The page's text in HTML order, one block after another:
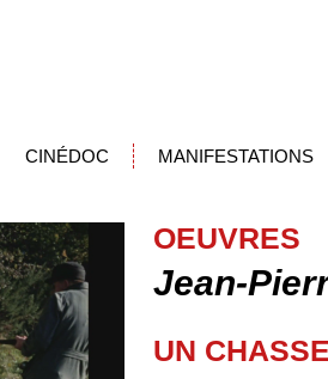
CINÉDOC MANIFESTATIONS
OEUVRES
Jean-
UN